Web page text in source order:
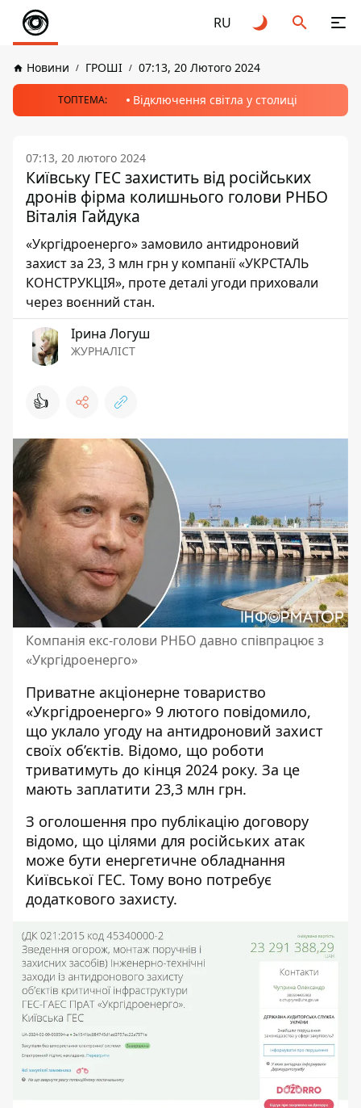
RU
Новини ГРОШІ 07:13, 20 Лютого 2024
ТОПТЕМА: Відключення світла у столиці
07:13, 20 лютого 2024
Київську ГЕС захистить від російських
дронів фірма колишнього голови РНБО
Віталія Гайдука
«Укргідроенерго» замовило антидроновий
захист за 23, 3 млн грн у компанії «УКРСТАЛЬ
КОНСТРУКЦІЯ», проте деталі угоди приховали
через воєнний стан.
Ірина Логуш
ЖУРНАЛІСТ
👍
Компанія екс-голови РНБО давно співпрацює з
«Укргідроенерго»
Приватне акціонерне товариство
«Укргідроенерго» 9 лютого повідомило,
що уклало угоду на антидроновий захист
своїх об’єктів. Відомо, що роботи
триватимуть до кінця 2024 року. За це
мають заплатити 23,3 млн грн.
З оголошення про публікацію договору
відомо, що цілями для російських атак
може бути енергетичне обладнання
Київської ГЕС. Тому воно потребує
додаткового захисту.